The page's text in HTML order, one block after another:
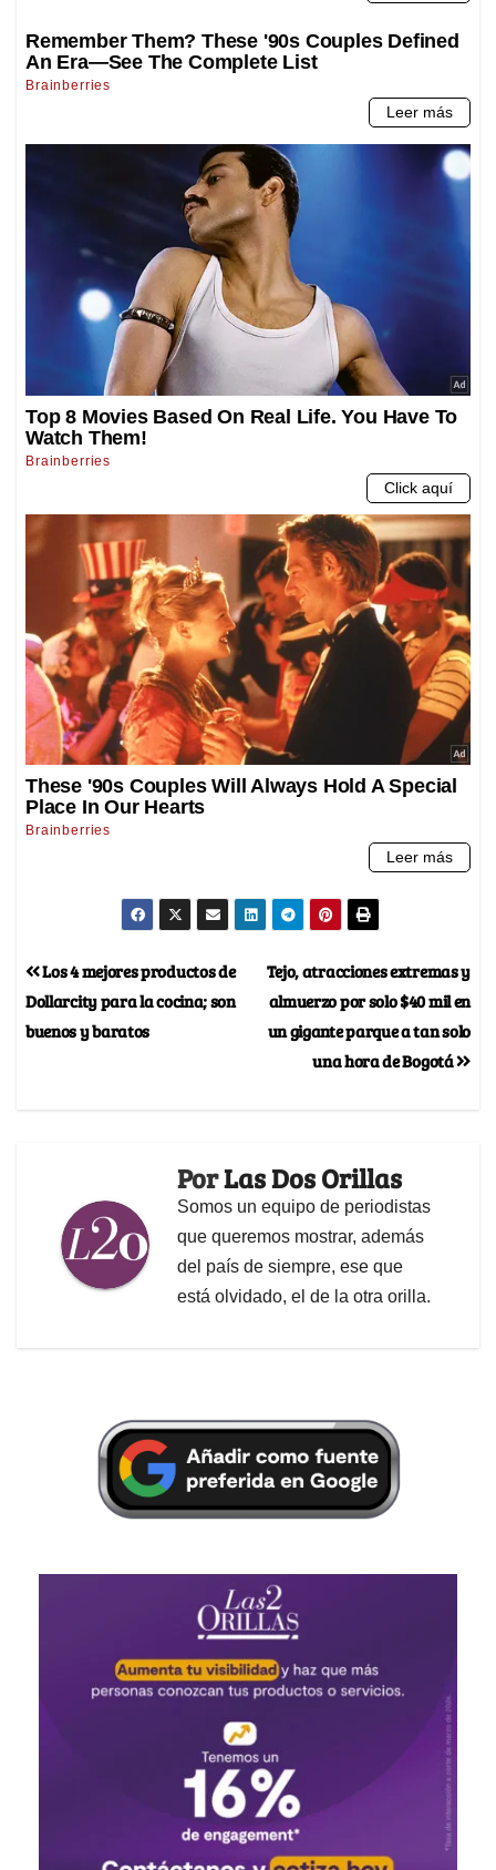
Tejo, atracciones extremas y
almuerzo por solo $40 mil en
un gigante parque a tan solo
una hora de Bogotá
Los 4 mejores productos de
Dollarcity para la cocina; son
buenos y baratos
PorLas Dos Orillas
Somos un equipo de periodistas
que queremos mostrar, además
del país de siempre, ese que
está olvidado, el de la otra orilla.